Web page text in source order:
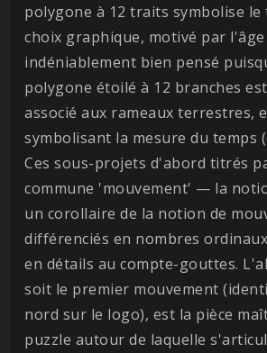
polygone à 12 traits symbolise le
choix graphique, motivé par
indéniablement bien pensé
polygone étoilé à 12 branches
associé aux rameaux terrestres,
symbolisant la mesure du temps
Ces sous-projets d'abord titrés
commune 'mouvement' — la
un corollaire de la notion de
différenciés en nombres
en détails au compte-gouttes.
soit le premier mouvement
nord sur le logo), est la pièce
puzzle autour de laquelle